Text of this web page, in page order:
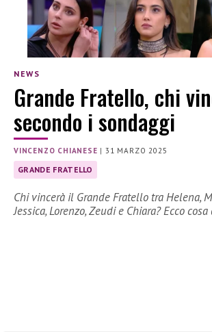
NEWS
Grande Fratello, chi
secondo i sondaggi
VINCENZO CHIANESE |31 MARZO 2025
GRANDE FRATELLO
Chi vincerà il Grande Fratello tra Helena,
Jessica, Lorenzo, Zeudi e Chiara? Ecco